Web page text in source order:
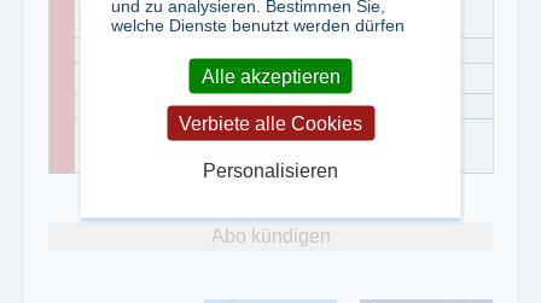
08121/778444
Herr Helmut Neubert
Abo kündigen
und zu analysieren. Bestimmen Sie,
welche Dienste benutzt werden dürfen
Alle akzeptieren
Verbiete alle Cookies
Personalisieren